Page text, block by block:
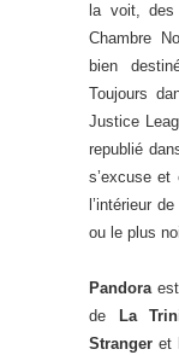
la voit,
Chambre
bien
Toujours
Justice
republié
s’excuse et
l’intérieur
ou le plus
Pandoraest
de
La
Stranger et